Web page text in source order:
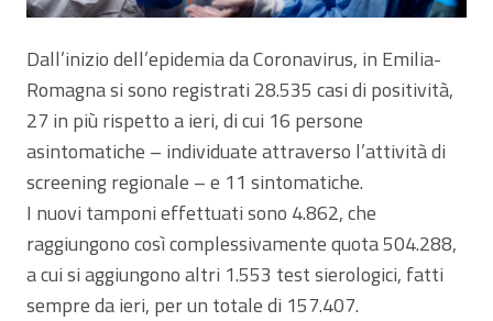
Dall’inizio dell’epidemia da Coronavirus, in Emilia-
Romagna si sono registrati 28.535 casi di positività,
27 in più rispetto a ieri, di cui 16 persone
asintomatiche – individuate attraverso l’attività di
screening regionale – e 11 sintomatiche.
I nuovi tamponi effettuati sono 4.862, che
raggiungono così complessivamente quota 504.288,
a cui si aggiungono altri 1.553 test sierologici, fatti
sempre da ieri, per un totale di 157.407.